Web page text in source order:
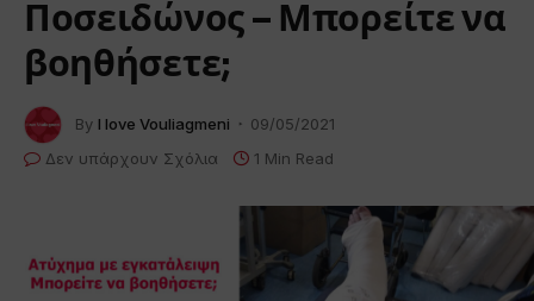
Ποσειδώνος – Μπορείτε να
βοηθήσετε;
By I love Vouliagmeni
09/05/2021
Δεν υπάρχουν Σχόλια
1 Min Read